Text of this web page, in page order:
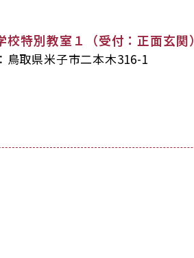
特別教室１（受付：正面玄関）
鳥取県米子市二本木316-1